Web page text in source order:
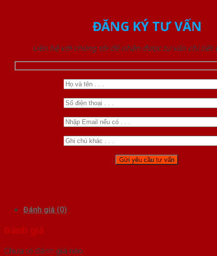
ĐĂNG KÝ TƯ VẤN
Liên hệ với chúng tôi để nhận được tư vấn chi tiết
Đánh giá (0)
Đánh giá
Chưa có đánh giá nào.